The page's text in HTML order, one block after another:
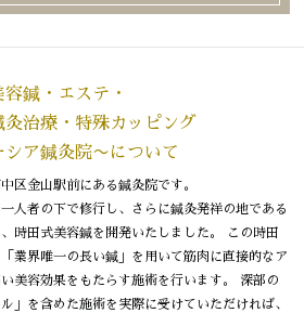
鍼・エステ・
治療・特殊カッピング
ア鍼灸院〜について
区金山駅前にある鍼灸院です。
人者の下で修行し、さらに鍼灸発祥の地である
時田式美容鍼を開発いたしました。 この時田
業界唯一の長い鍼」を用いて筋肉に直接的なア
美容効果をもたらす施術を行います。 深部の
」を含めた施術を実際に受けていただければ、